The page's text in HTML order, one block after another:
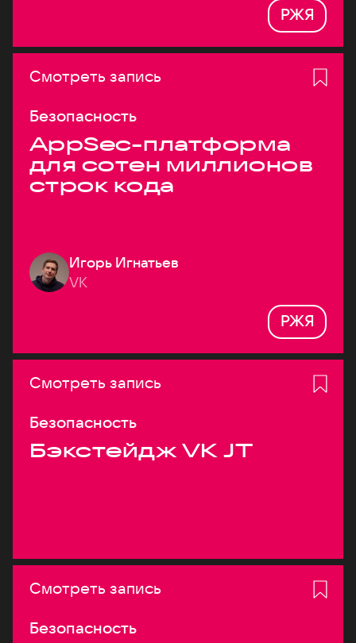
РЖЯ
Смотреть запись
Безопасность
AppSec-платформа
для сотен миллионов
строк кода
Игорь Игнатьев
VK
РЖЯ
Смотреть запись
Безопасность
Бэкстейдж VK JT
Смотреть запись
Безопасность